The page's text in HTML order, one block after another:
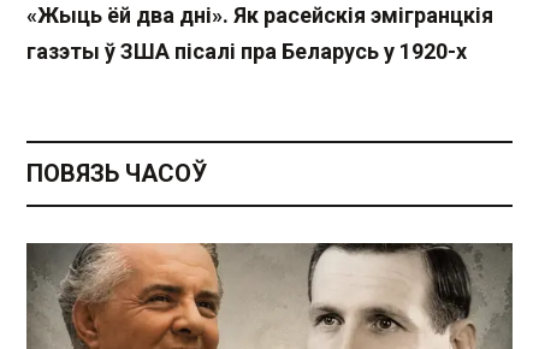
«Жыць ёй два дні». Як расейскія эмігранцкія
газэты ў ЗША пісалі пра Беларусь у 1920-х
ПОВЯЗЬ ЧАСОЎ